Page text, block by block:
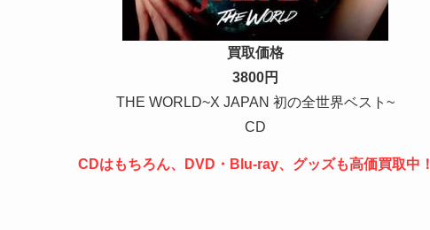
買取価格
3800円
THE WORLD~X JAPAN 初の全世界ベスト~
CD
CDはもちろん、DVD・Blu-ray、グッズも高価買取中！